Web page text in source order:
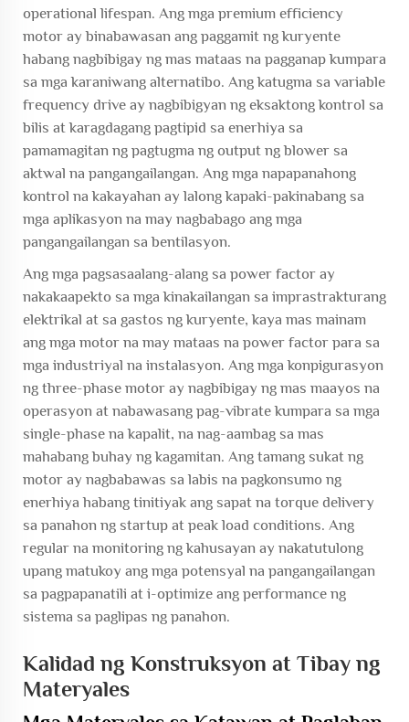
operational lifespan. Ang mga premium efficiency
motor ay binabawasan ang paggamit ng kuryente
habang nagbibigay ng mas mataas na pagganap kumpara
sa mga karaniwang alternatibo. Ang katugma sa variable
frequency drive ay nagbibigyan ng eksaktong kontrol sa
bilis at karagdagang pagtipid sa enerhiya sa
pamamagitan ng pagtugma ng output ng blower sa
aktwal na pangangailangan. Ang mga napapanahong
kontrol na kakayahan ay lalong kapaki-pakinabang sa
mga aplikasyon na may nagbabago ang mga
pangangailangan sa bentilasyon.
Ang mga pagsasaalang-alang sa power factor ay
nakakaapekto sa mga kinakailangan sa imprastrakturang
elektrikal at sa gastos ng kuryente, kaya mas mainam
ang mga motor na may mataas na power factor para sa
mga industriyal na instalasyon. Ang mga konpigurasyon
ng three-phase motor ay nagbibigay ng mas maayos na
operasyon at nabawasang pag-vibrate kumpara sa mga
single-phase na kapalit, na nag-aambag sa mas
mahabang buhay ng kagamitan. Ang tamang sukat ng
motor ay nagbabawas sa labis na pagkonsumo ng
enerhiya habang tinitiyak ang sapat na torque delivery
sa panahon ng startup at peak load conditions. Ang
regular na monitoring ng kahusayan ay nakatutulong
upang matukoy ang mga potensyal na pangangailangan
sa pagpapanatili at i-optimize ang performance ng
sistema sa paglipas ng panahon.
Kalidad ng Konstruksyon at Tibay ng
Materyales